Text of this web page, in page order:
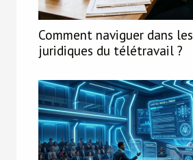
Comment naviguer dans
juridiques du télétravail ?